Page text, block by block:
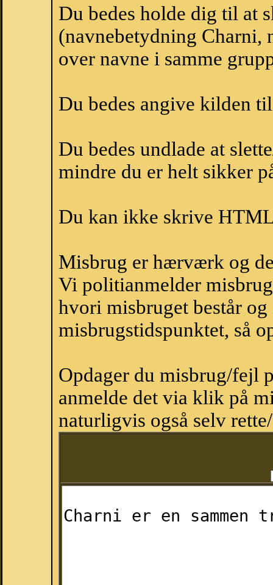
Du bedes holde dig til at
(navnebetydning Charni,
over navne i samme
Du bedes angive kilden
Du bedes undlade at
mindre du er helt sikker
Du kan ikke skrive
Misbrug er hærværk og
Vi politianmelder
hvori misbruget består
misbrugstidspunktet, så
Opdager du misbrug/fejl
anmelde det via klik på
naturligvis også selv